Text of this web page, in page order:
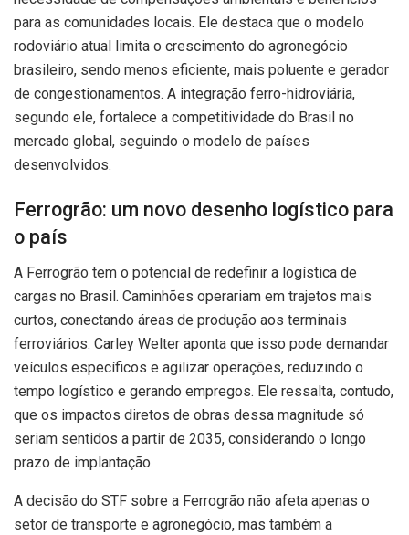
para as comunidades locais. Ele destaca que o modelo
rodoviário atual limita o crescimento do agronegócio
brasileiro, sendo menos eficiente, mais poluente e gerador
de congestionamentos. A integração ferro-hidroviária,
segundo ele, fortalece a competitividade do Brasil no
mercado global, seguindo o modelo de países
desenvolvidos.
Ferrogrão: um novo desenho logístico para
o país
A Ferrogrão tem o potencial de redefinir a logística de
cargas no Brasil. Caminhões operariam em trajetos mais
curtos, conectando áreas de produção aos terminais
ferroviários. Carley Welter aponta que isso pode demandar
veículos específicos e agilizar operações, reduzindo o
tempo logístico e gerando empregos. Ele ressalta, contudo,
que os impactos diretos de obras dessa magnitude só
seriam sentidos a partir de 2035, considerando o longo
prazo de implantação.
A decisão do STF sobre a Ferrogrão não afeta apenas o
setor de transporte e agronegócio, mas também a